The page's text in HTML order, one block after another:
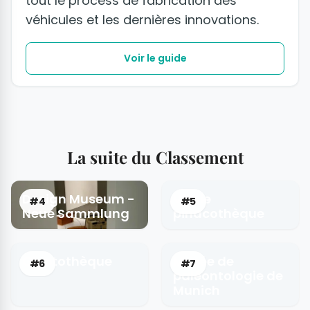
véhicules et les dernières innovations.
Voir le guide
La suite du Classement
#4
Design Museum -
Neue Sammlung
#5
Vieille
#6
Glyptothèque #7
Musée de